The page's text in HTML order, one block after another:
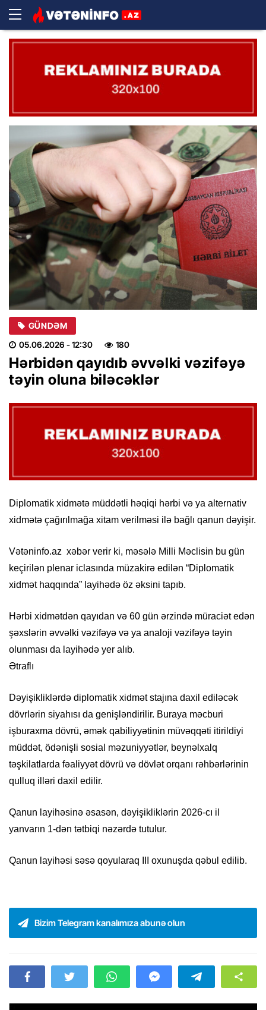
GÜNDƏM
05.06.2026 - 12:30 180
Hərbidən qayıdıb əvvəlki vəzifəyə
təyin oluna biləcəklər
Diplomatik xidmətə müddətli həqiqi hərbi və ya alternativ
xidmətə çağırılmağa xitam verilməsi ilə bağlı qanun dəyişir.
Vətəninfo.az xəbər verir ki, məsələ Milli Məclisin bu gün
keçirilən plenar iclasında müzakirə edilən “Diplomatik
xidmət haqqında” layihədə öz əksini tapıb.
Hərbi xidmətdən qayıdan və 60 gün ərzində müraciət edən
şəxslərin əvvəlki vəzifəyə və ya analoji vəzifəyə təyin
olunması da layihədə yer alıb.
Ətraflı
Dəyişikliklərdə diplomatik xidmət stajına daxil ediləcək
dövrlərin siyahısı da genişləndirilir. Buraya məcburi
işburaxma dövrü, əmək qabiliyyətinin müvəqqəti itirildiyi
müddət, ödənişli sosial məzuniyyətlər, beynəlxalq
təşkilatlarda fəaliyyət dövrü və dövlət orqanı rəhbərlərinin
qulluq illəri daxil edilir.
Qanun layihəsinə əsasən, dəyişikliklərin 2026-cı il
yanvarın 1-dən tətbiqi nəzərdə tutulur.
Qanun layihəsi səsə qoyularaq III oxunuşda qəbul edilib.
Bizim Telegram kanalımıza abunə olun